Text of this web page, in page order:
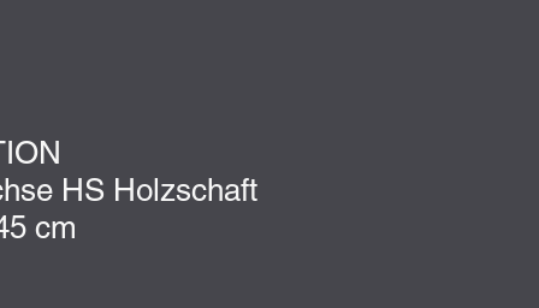
HS Holzschaft
cm